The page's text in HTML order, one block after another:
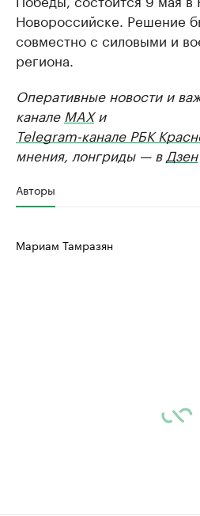
Новороссийске. Решение
совместно с силовыми и
региона.
Оперативные новости и
канале MAXи
Telegram-канале РБК
мнения, лонгриды — в Дзен
Авторы
Мариам Тамразян